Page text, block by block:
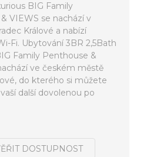
BIG Family
VIEWS se nachází v
Králové a nabízí
Fi. Ubytování 3BR 2,5Bath
Family Penthouse &
ve českém městě
do kterého si můžete
další dovolenou po
DOSTUPNOST